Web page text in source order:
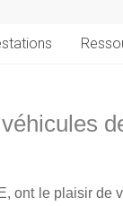
ont le plaisir de